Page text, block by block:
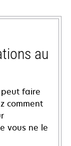
au
faire
comment
vous ne le